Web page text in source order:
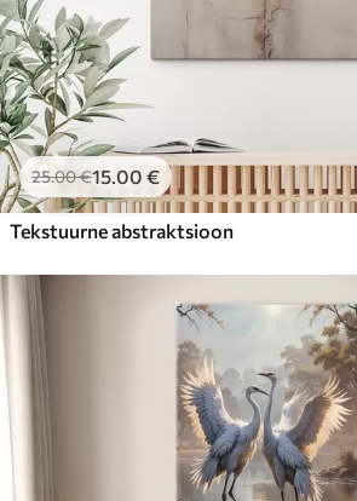
25.00€15.00 €
Tekstuurne abstraktsioon